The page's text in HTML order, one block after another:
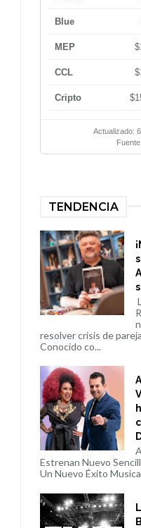
Blue
MEP
CCL
Cripto
Actualizado:
Fuente:
TENDENCIA
resolver crisis de
Conocido co...
Estrenan Nuevo
Un Nuevo Éxito